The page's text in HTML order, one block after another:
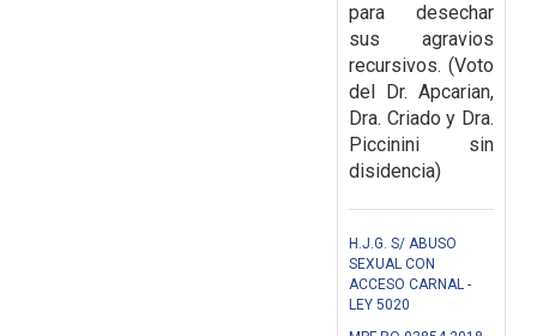
para desechar
sus agravios
recursivos. (Voto
del Dr. Apcarian,
Dra. Criado y Dra.
Piccinini sin
disidencia)
H.J.G. S/ ABUSO
SEXUAL CON
ACCESO CARNAL -
LEY 5020